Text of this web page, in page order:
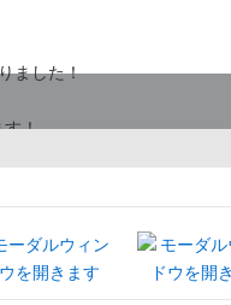
ました！
す！
20日、24日、28日、31日
、25日